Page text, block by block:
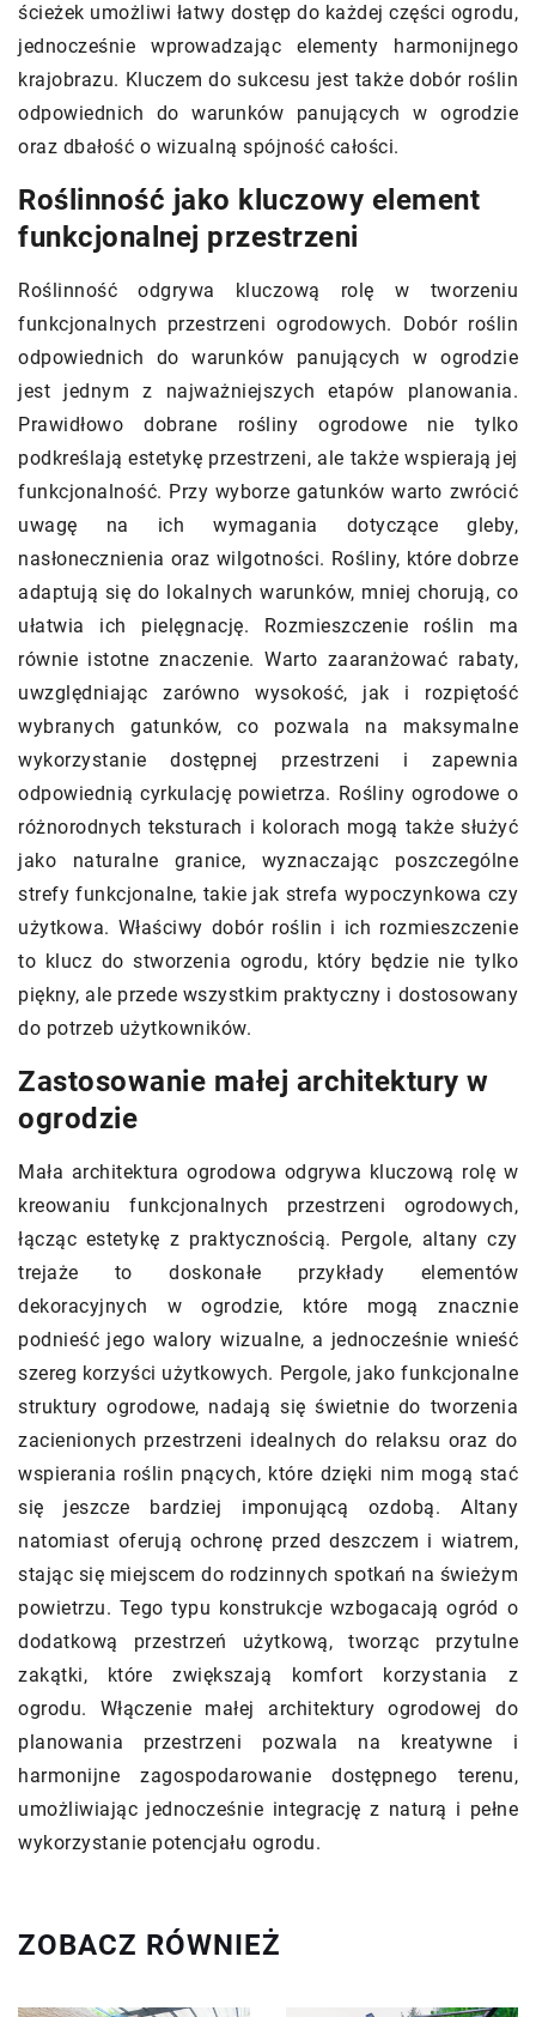
ścieżek umożliwi łatwy dostęp do każdej części ogrodu,
jednocześnie wprowadzając elementy harmonijnego
krajobrazu. Kluczem do sukcesu jest także dobór roślin
odpowiednich do warunków panujących w ogrodzie
oraz dbałość o wizualną spójność całości.
Roślinność jako kluczowy element
funkcjonalnej przestrzeni
Roślinność odgrywa kluczową rolę w tworzeniu
funkcjonalnych przestrzeni ogrodowych. Dobór roślin
odpowiednich do warunków panujących w ogrodzie
jest jednym z najważniejszych etapów planowania.
Prawidłowo dobrane rośliny ogrodowe nie tylko
podkreślają estetykę przestrzeni, ale także wspierają jej
funkcjonalność. Przy wyborze gatunków warto zwrócić
uwagę na ich wymagania dotyczące gleby,
nasłonecznienia oraz wilgotności. Rośliny, które dobrze
adaptują się do lokalnych warunków, mniej chorują, co
ułatwia ich pielęgnację. Rozmieszczenie roślin ma
równie istotne znaczenie. Warto zaaranżować rabaty,
uwzględniając zarówno wysokość, jak i rozpiętość
wybranych gatunków, co pozwala na maksymalne
wykorzystanie dostępnej przestrzeni i zapewnia
odpowiednią cyrkulację powietrza. Rośliny ogrodowe o
różnorodnych teksturach i kolorach mogą także służyć
jako naturalne granice, wyznaczając poszczególne
strefy funkcjonalne, takie jak strefa wypoczynkowa czy
użytkowa. Właściwy dobór roślin i ich rozmieszczenie
to klucz do stworzenia ogrodu, który będzie nie tylko
piękny, ale przede wszystkim praktyczny i dostosowany
do potrzeb użytkowników.
Zastosowanie małej architektury w
ogrodzie
Mała architektura ogrodowa odgrywa kluczową rolę w
kreowaniu funkcjonalnych przestrzeni ogrodowych,
łącząc estetykę z praktycznością. Pergole, altany czy
trejaże to doskonałe przykłady elementów
dekoracyjnych w ogrodzie, które mogą znacznie
podnieść jego walory wizualne, a jednocześnie wnieść
szereg korzyści użytkowych. Pergole, jako funkcjonalne
struktury ogrodowe, nadają się świetnie do tworzenia
zacienionych przestrzeni idealnych do relaksu oraz do
wspierania roślin pnących, które dzięki nim mogą stać
się jeszcze bardziej imponującą ozdobą. Altany
natomiast oferują ochronę przed deszczem i wiatrem,
stając się miejscem do rodzinnych spotkań na świeżym
powietrzu. Tego typu konstrukcje wzbogacają ogród o
dodatkową przestrzeń użytkową, tworząc przytulne
zakątki, które zwiększają komfort korzystania z
ogrodu. Włączenie małej architektury ogrodowej do
planowania przestrzeni pozwala na kreatywne i
harmonijne zagospodarowanie dostępnego terenu,
umożliwiając jednocześnie integrację z naturą i pełne
wykorzystanie potencjału ogrodu.
ZOBACZ RÓWNIEŻ